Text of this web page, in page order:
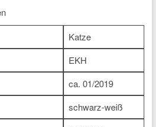
Katze
EKH
ca. 01/2019
schwarz-weiß